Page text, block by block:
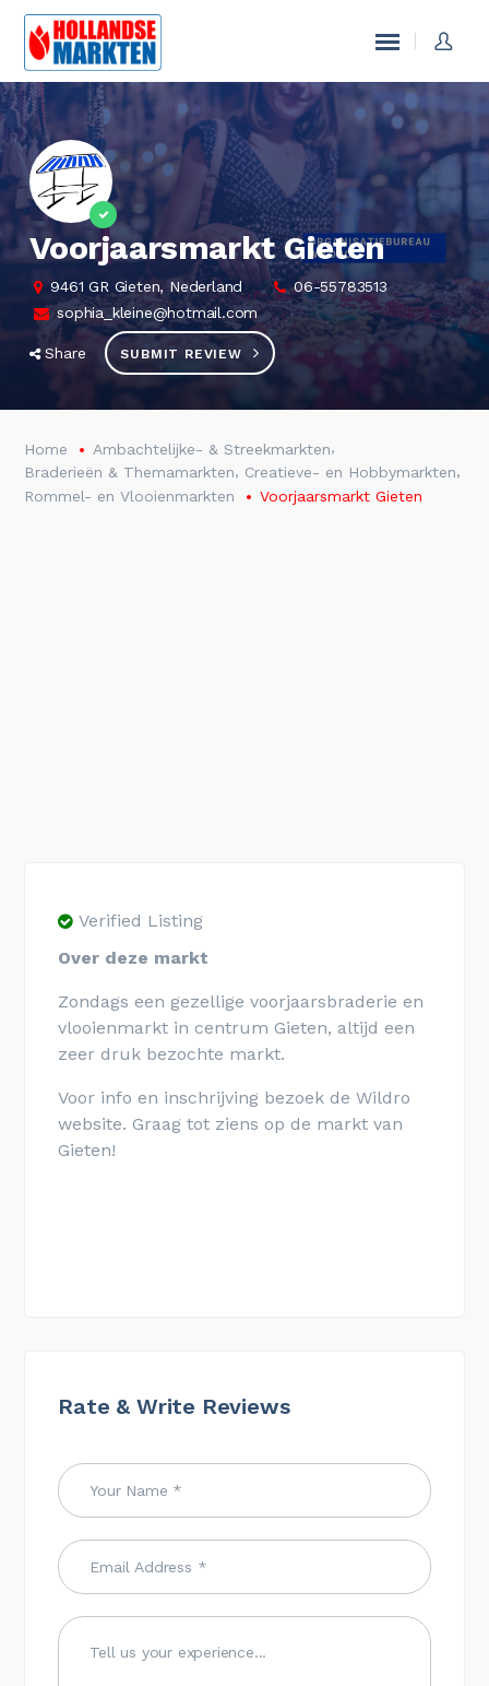
Voorjaarsmarkt Gieten
9461 GR Gieten, Nederland
06-55783513
sophia_kleine@hotmail.com
Share SUBMIT REVIEW
Home Ambachtelijke- & Streekmarkten,
Braderieën & Themamarkten, Creatieve- en Hobbymarkten,
Rommel- en Vlooienmarkten
Voorjaarsmarkt Gieten
Verified Listing
Over deze markt
Zondags een gezellige voorjaarsbraderie en
vlooienmarkt in centrum Gieten, altijd een
zeer druk bezochte markt.
Voor info en inschrijving bezoek de Wildro
website. Graag tot ziens op de markt van
Gieten!
Rate & Write Reviews